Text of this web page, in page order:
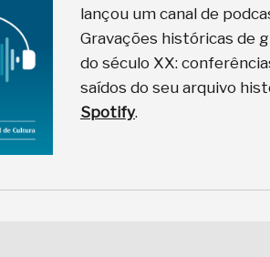
lançou um canal de
Gravações históricas de
do século XX:
saídos do seu arquivo
Spotify.